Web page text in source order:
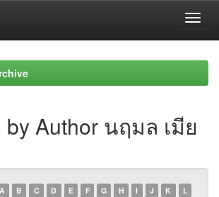
by Author นฤมล เมีย
A B C D E F G H I J K
L